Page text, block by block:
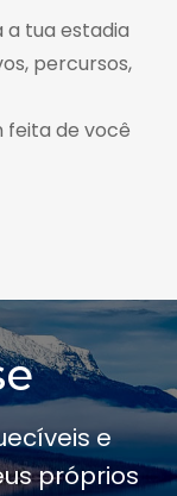
a tua estadia
percursos,
feita de você
e
próprios